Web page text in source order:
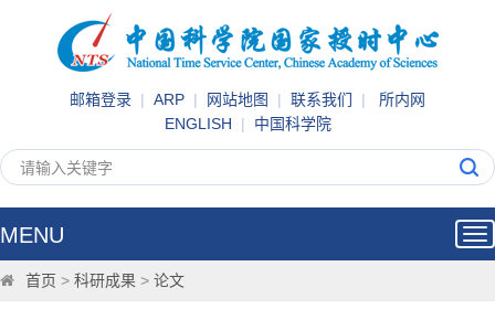
邮箱登录 | ARP | 网站地图 | 联系我们 | 所内网
ENGLISH | 中国科学院
MENU
首页 > 科研成果 > 论文